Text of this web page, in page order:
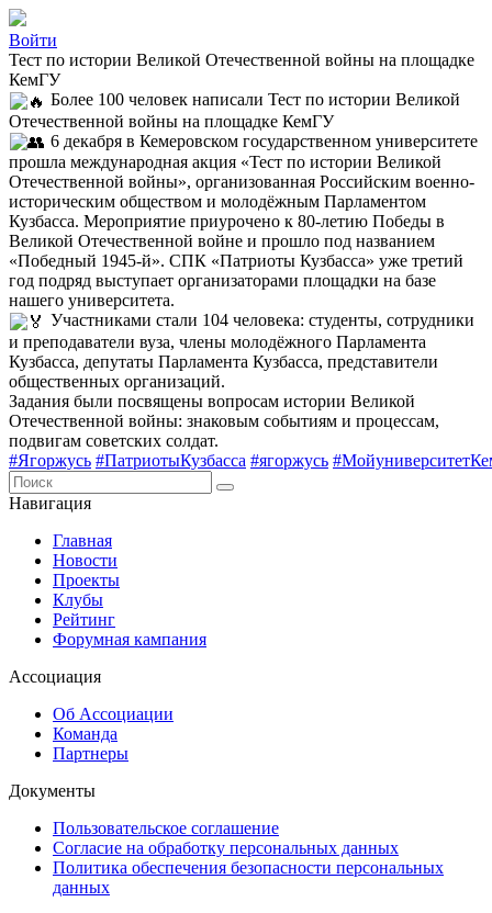
Войти
Тест по истории Великой Отечественной войны на площадке
КемГУ
Более 100 человек написали Тест по истории Великой
Отечественной войны на площадке КемГУ
6 декабря в Кемеровском государственном университете
прошла международная акция «Тест по истории Великой
Отечественной войны», организованная Российским военно-
историческим обществом и молодёжным Парламентом
Кузбасса. Мероприятие приурочено к 80-летию Победы в
Великой Отечественной войне и прошло под названием
«Победный 1945-й». СПК «Патриоты Кузбасса» уже третий
год подряд выступает организаторами площадки на базе
нашего университета.
Участниками стали 104 человека: студенты, сотрудники
и преподаватели вуза, члены молодёжного Парламента
Кузбасса, депутаты Парламента Кузбасса, представители
общественных организаций.
Задания были посвящены вопросам истории Великой
Отечественной войны: знаковым событиям и процессам,
подвигам советских солдат.
#Ягоржусь #ПатриотыКузбасса #ягоржусь
Навигация
Главная
Новости
Проекты
Клубы
Рейтинг
Форумная кампания
Ассоциация
Об Ассоциации
Команда
Партнеры
Документы
Пользовательское соглашение
Согласие на обработку персональных данных
Политика обеспечения безопасности персональных
данных